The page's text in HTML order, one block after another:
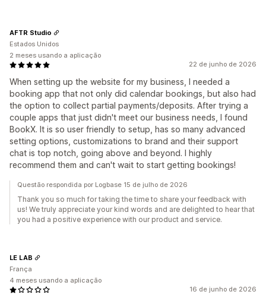
22 de junho de 2026
When setting up the website for my business, I needed a
booking app that not only did calendar bookings, but also had
the option to collect partial payments/deposits. After trying a
couple apps that just didn't meet our business needs, I found
BookX. It is so user friendly to setup, has so many advanced
setting options, customizations to brand and their support
chat is top notch, going above and beyond. I highly
recommend them and can't wait to start getting bookings!
AFTR Studio
Estados Unidos
2 meses usando a aplicação
Questão respondida por Logbase 15 de julho de 2026
Thank you so much for taking the time to share your feedback with
us! We truly appreciate your kind words and are delighted to hear that
you had a positive experience with our product and service.
16 de junho de 2026
LE LAB
França
4 meses usando a aplicação